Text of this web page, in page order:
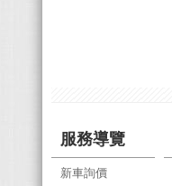
服務導覽
新車詢價